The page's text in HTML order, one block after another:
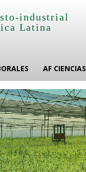
industrial
Latina
AF CIENCIAS